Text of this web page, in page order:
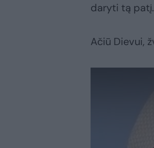
daryti tą patį.
Ačiū Dievui,